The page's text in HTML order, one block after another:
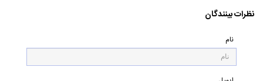
نظرات بینندگان
نام